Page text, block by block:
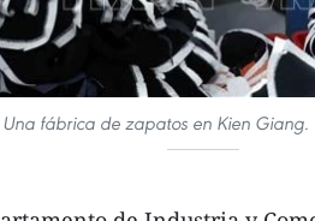
Una fábrica de zapatos en Kien Giang.